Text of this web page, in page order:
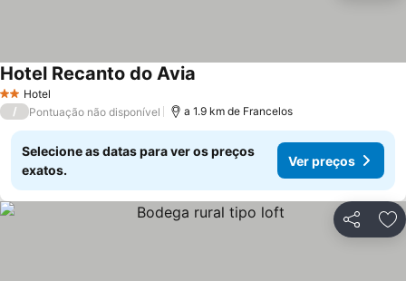
2 Estrelas
Hotel
Hotel Recanto do Avia
/ Pontuação não disponível a 1.9 km de Francelos
Selecione as datas para ver os preços
exatos.
Ver preços
Partilhar